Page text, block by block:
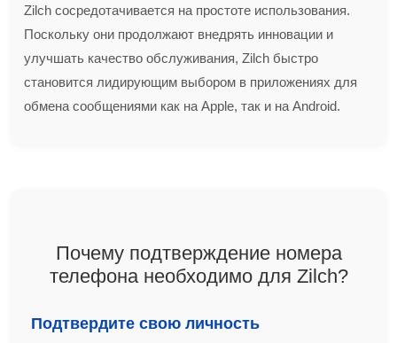
Zilch сосредотачивается на простоте использования.
Поскольку они продолжают внедрять инновации и
улучшать качество обслуживания, Zilch быстро
становится лидирующим выбором в приложениях для
обмена сообщениями как на Apple, так и на Android.
Почему подтверждение номера
телефона необходимо для Zilch?
Подтвердите свою личность